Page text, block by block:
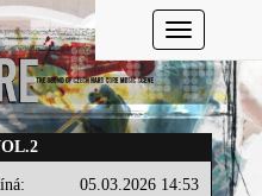
Toggle
05.03.2026 14:53